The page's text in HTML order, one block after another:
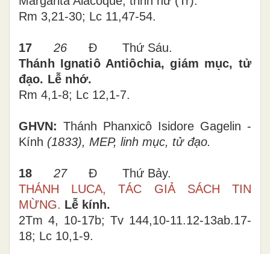
Rm 3,21-30; Lc 11,47-54.
17 26 Đ Thứ Sáu.
Thánh Ignatiô Antiôchia, giám mục, tử
đạo. Lễ nhớ.
Rm 4,1-8; Lc 12,1-7.
GHVN: Thánh Phanxicô Isidore Gagelin -
Kính (1833), MEP, linh mục, tử đạo.
18 27Đ Thứ Bảy.
THÁNH LUCA, TÁC GIẢ SÁCH TIN
MỪNG. Lễ kính.
2Tm 4, 10-17b; Tv 144,10-11.12-13ab.17-
18; Lc 10,1-9.